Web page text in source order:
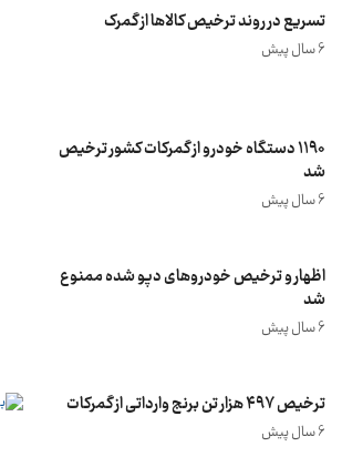
تسریع در روند ترخیص کالاها از گمرک
6 سال پیش
۱۱۹۰ دستگاه خودرو از گمرکات کشور ترخیص
شد
6 سال پیش
اظهار و ترخیص خودروهای دپو شده ممنوع
شد
6 سال پیش
ترخیص ۴۹۷ هزار تن برنج وارداتی از گمرکات
6 سال پیش